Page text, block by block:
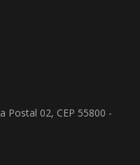
Postal 02, CEP 55800 -